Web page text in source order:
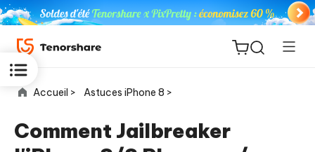
Accueil > Astuces iPhone 8 >
Comment Jailbreaker